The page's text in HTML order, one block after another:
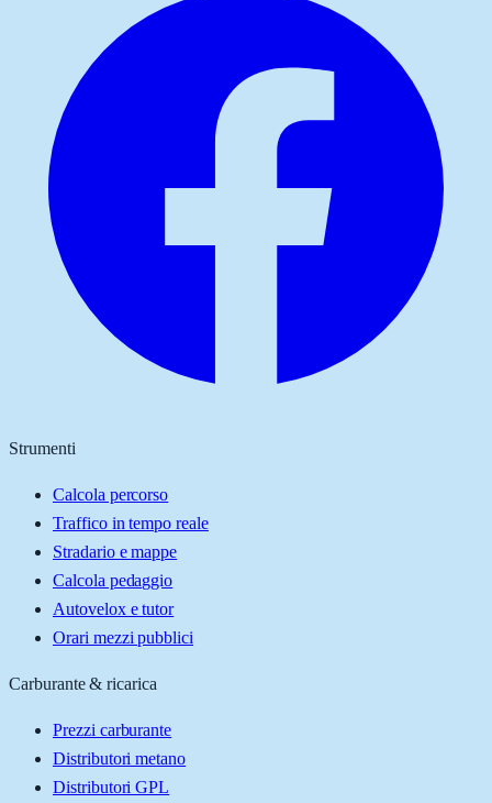
Strumenti
Calcola percorso
Traffico in tempo reale
Stradario e mappe
Calcola pedaggio
Autovelox e tutor
Orari mezzi pubblici
Carburante & ricarica
Prezzi carburante
Distributori metano
Distributori GPL